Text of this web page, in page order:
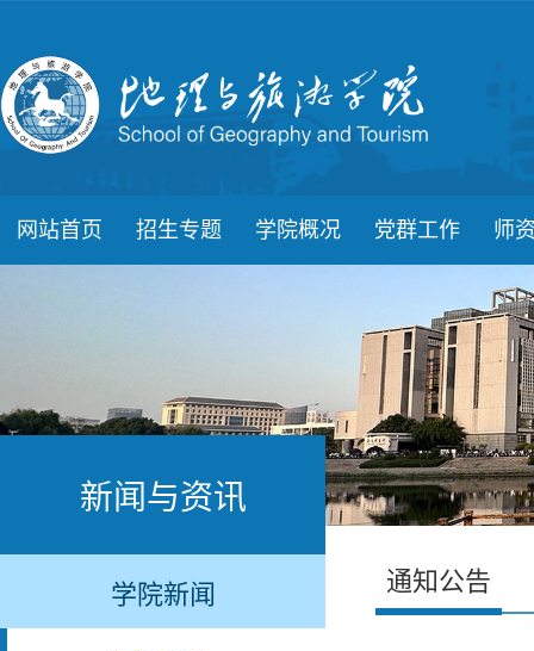
网站首页 招生专题 学院概况 党群工作 师
新闻与资讯
学院新闻 通知公告